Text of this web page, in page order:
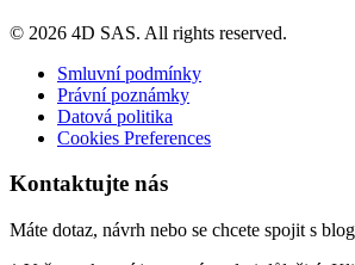
© 2026 4D SAS. All rights reserved.
Smluvní podmínky
Právní poznámky
Datová politika
Cookies Preferences
Kontaktujte nás
Máte dotaz, návrh nebo se chcete spojit s